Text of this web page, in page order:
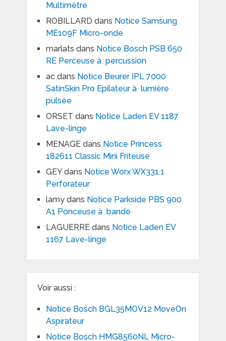
Multimètre
ROBILLARD dans Notice Samsung
ME109F Micro-onde
marlats dans Notice Bosch PSB 650
RE Perceuse à percussion
acdans Notice Beurer IPL 7000
SatinSkin Pro Epilateur à lumière
pulsée
ORSET dans Notice Laden EV 1187
Lave-linge
MENAGEdans Notice Princess
182611 Classic Mini Friteuse
GEYdans Notice Worx WX331.1
Perforateur
lamydans Notice Parkside PBS 900
A1 Ponceuse à bande
LAGUERREdans Notice Laden EV
1167 Lave-linge
Voir aussi :
Notice Bosch BGL35MOV12 MoveOn
Aspirateur
Notice Bosch HMG8560NL Micro-